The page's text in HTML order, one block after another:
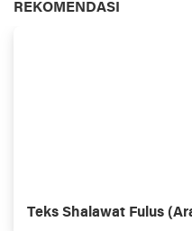
REKOMENDASI
Teks Shalawat Fulus